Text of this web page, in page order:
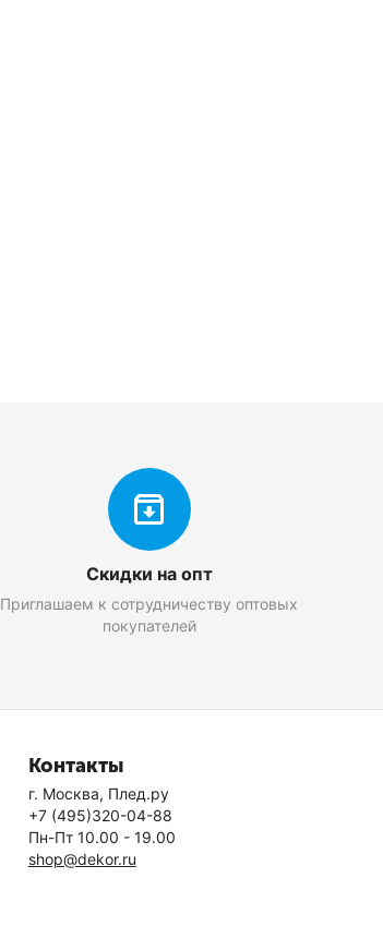
Скидки на опт
Приглашаем к сотрудничеству оптовых
покупателей
Контакты
г. Москва, Плед.ру
+7 (495)320-04-88
Пн-Пт 10.00 - 19.00
shop@dekor.ru